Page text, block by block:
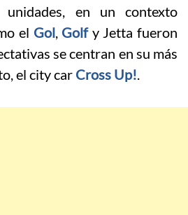
en un contexto
el Gol, Golfy Jetta fueron
se centran en su más
el city car Cross Up!.